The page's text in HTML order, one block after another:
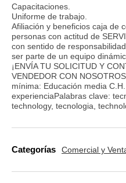
Capacitaciones.
Uniforme de trabajo.
Afiliación y beneficios caja de
personas con actitud de
con sentido de
ser parte de un equipo
¡ENVÍA TU SOLICITUD Y
VENDEDOR CON
mínima: Educación media
experienciaPalabras clave:
technology, tecnologia,
Categorías Comercial y